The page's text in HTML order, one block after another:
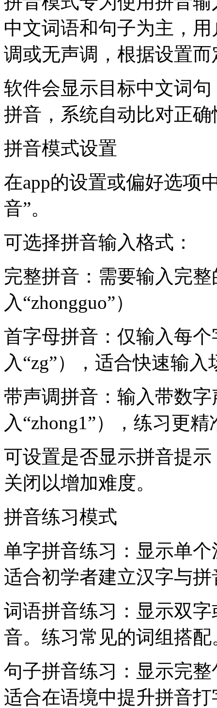
中文词语和句子为主，
调或无声调，根据设置
软件会显示目标中文词
拼音，系统自动比对正确
拼音模式设置
在app的设置或偏好选项
音”。
可选择拼音输入格式：
完整拼音：需要输入完
入“zhongguo”）
首字母拼音：仅输入每
入“zg”），适合快速输入
带声调拼音：输入带数
入“zhong1”），练习更
可设置是否显示拼音提
关闭以增加难度。
拼音练习模式
单字拼音练习：显示单
适合初学者建立汉字与
词语拼音练习：显示双
音。练习常见的词组搭配
句子拼音练习：显示完
适合在语境中提升拼音